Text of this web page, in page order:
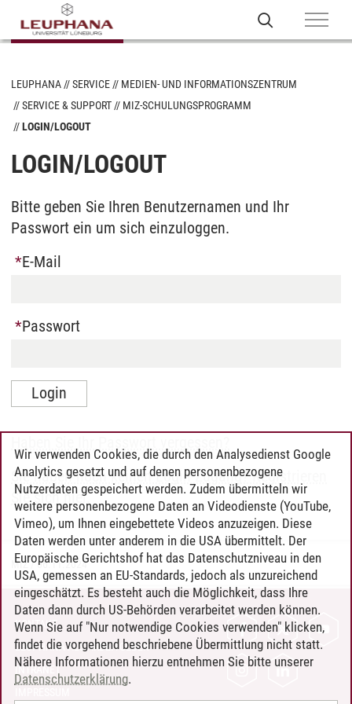
LEUPHANA SERVICE
MEDIEN- UND INFORMATIONSZENTRUM
SERVICE & SUPPORT
MIZ-SCHULUNGSPROGRAMM
LOGIN/LOGOUT
LOGIN/LOGOUT
Bitte geben Sie Ihren Benutzernamen und Ihr
Passwort ein um sich einzuloggen.
E-Mail
Passwort
Sie haben noch keinen Login-Zugang? Registrieren
Sie sich hier.
MIZ/06.11.2024
KONTAKT
LEUPHANA ALS ARBEITGEBER
INTRANET
Wir verwenden Cookies, die durch den Analysedienst Google
Analytics gesetzt und auf denen personenbezogene
Nutzerdaten gespeichert werden. Zudem übermitteln wir
weitere personenbezogene Daten an Videodienste (YouTube,
Vimeo), um Ihnen eingebettete Videos anzuzeigen. Diese
Daten werden unter anderem in die USA übermittelt. Der
Europäische Gerichtshof hat das Datenschutzniveau in den
USA, gemessen an EU-Standards, jedoch als unzureichend
eingeschätzt. Es besteht auch die Möglichkeit, dass Ihre
Daten dann durch US-Behörden verarbeitet werden können.
Wenn Sie auf "Nur notwendige Cookies verwenden" klicken,
findet die vorgehend beschriebene Übermittlung nicht statt.
Nähere Informationen hierzu entnehmen Sie bitte unserer
Datenschutzerklärung.